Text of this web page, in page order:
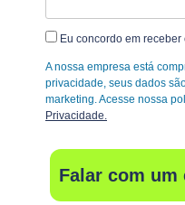
Eu concordo em
A nossa empresa está
privacidade, seus dados
marketing. Acesse nossa
Privacidade.
Falar com um